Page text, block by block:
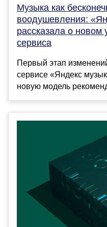
Музыка как
воодушевления:
рассказала о новом
сервиса
Первый этап
сервисе «Яндекс
новую модель